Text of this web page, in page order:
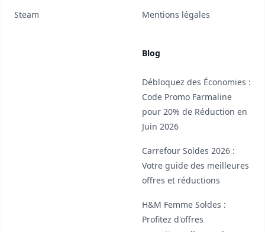
Steam Mentions légales
Blog
Débloquez des Économies :
Code Promo Farmaline
pour 20% de Réduction en
Juin 2026
Carrefour Soldes 2026 :
Votre guide des meilleures
offres et réductions
H&M Femme Soldes :
Profitez d'offres